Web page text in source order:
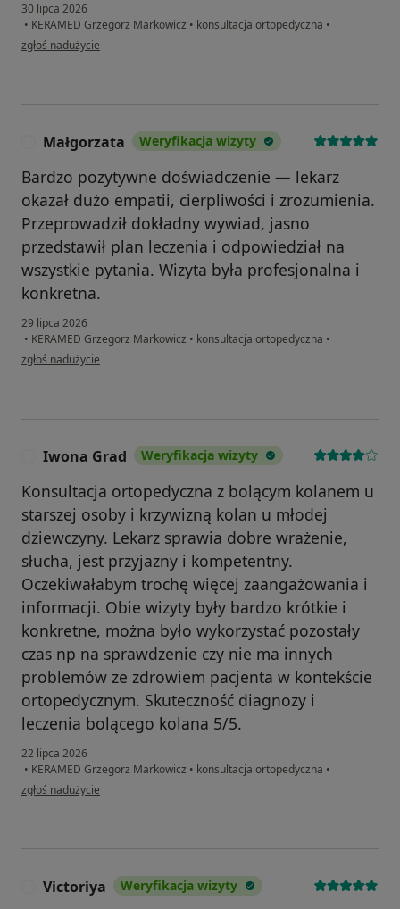
30 lipca 2026
• KERAMED Grzegorz Markowicz • konsultacja ortopedyczna •
w opinii użytkownika WK
zgłoś nadużycie
Małgorzata Weryfikacja wizyty
Bardzo pozytywne doświadczenie — lekarz
okazał dużo empatii, cierpliwości i zrozumienia.
Przeprowadził dokładny wywiad, jasno
przedstawił plan leczenia i odpowiedział na
wszystkie pytania. Wizyta była profesjonalna i
konkretna.
29 lipca 2026
• KERAMED Grzegorz Markowicz • konsultacja ortopedyczna •
w opinii użytkownika Małgorzata
zgłoś nadużycie
Iwona Grad Weryfikacja wizyty
Konsultacja ortopedyczna z bolącym kolanem u
starszej osoby i krzywizną kolan u młodej
dziewczyny. Lekarz sprawia dobre wrażenie,
słucha, jest przyjazny i kompetentny.
Oczekiwałabym trochę więcej zaangażowania i
informacji. Obie wizyty były bardzo krótkie i
konkretne, można było wykorzystać pozostały
czas np na sprawdzenie czy nie ma innych
problemów ze zdrowiem pacjenta w kontekście
ortopedycznym. Skuteczność diagnozy i
leczenia bolącego kolana 5/5.
22 lipca 2026
• KERAMED Grzegorz Markowicz • konsultacja ortopedyczna •
w opinii użytkownika Iwona Grad
zgłoś nadużycie
Victoriya Weryfikacja wizyty